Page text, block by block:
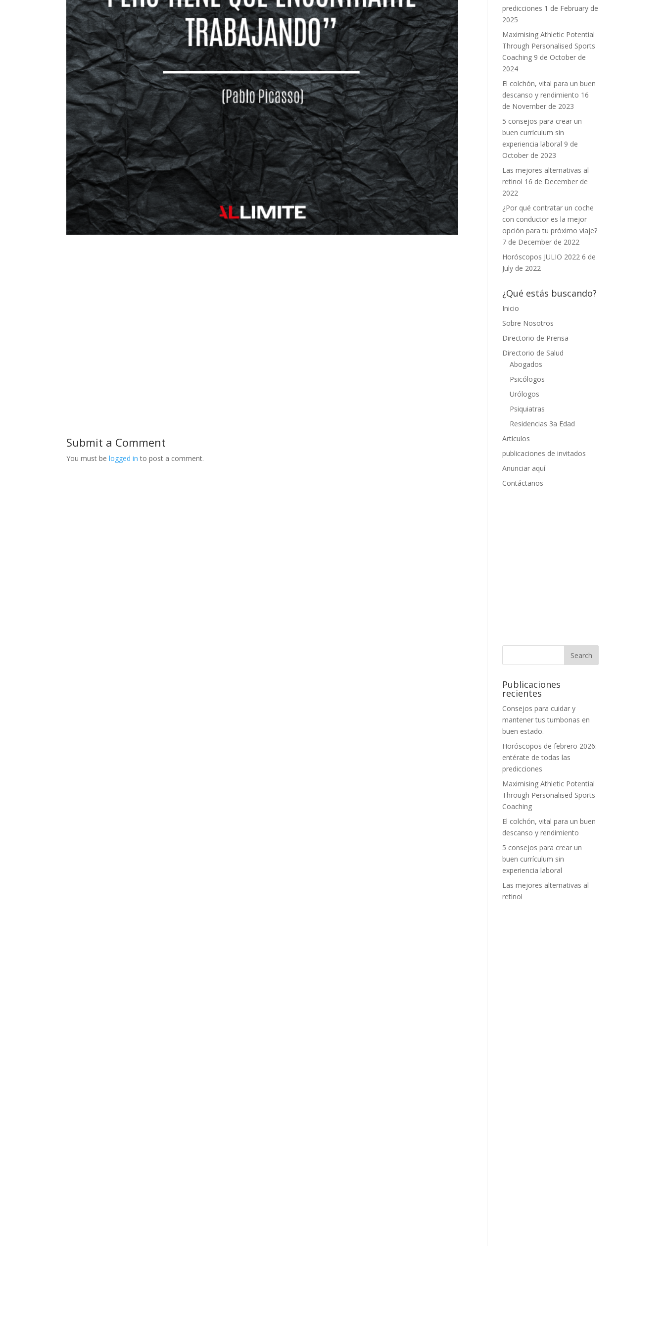
Submit a Comment
You must belogged in to post a comment.
predicciones 1 de February de
2025
Maximising Athletic Potential
Through Personalised Sports
Coaching 9 de October de
2024
El colchón, vital para un buen
descanso y rendimiento 16
de November de 2023
5 consejos para crear un
buen currículum sin
experiencia laboral 9 de
October de 2023
Las mejores alternativas al
retinol 16 de December de
2022
¿Por qué contratar un coche
con conductor es la mejor
opción para tu próximo viaje?
7 de December de 2022
Horóscopos JULIO 2022 6 de
July de 2022
¿Qué estás buscando?
Inicio
Sobre Nosotros
Directorio de Prensa
Directorio de Salud
Abogados
Psicólogos
Urólogos
Psiquiatras
Residencias 3a Edad
Articulos
publicaciones de invitados
Anunciar aquí
Contáctanos
Publicaciones
recientes
Consejos para cuidar y
mantener tus tumbonas en
buen estado.
Horóscopos de febrero 2026:
entérate de todas las
predicciones
Maximising Athletic Potential
Through Personalised Sports
Coaching
El colchón, vital para un buen
descanso y rendimiento
5 consejos para crear un
buen currículum sin
experiencia laboral
Las mejores alternativas al
retinol